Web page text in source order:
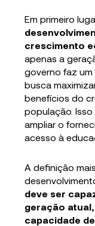
Em primeiro
crescimento
apenas a
governo faz
busca
benefícios do
população. Isso
ampliar o
acesso à
A definição
deve ser
geração
capacidade